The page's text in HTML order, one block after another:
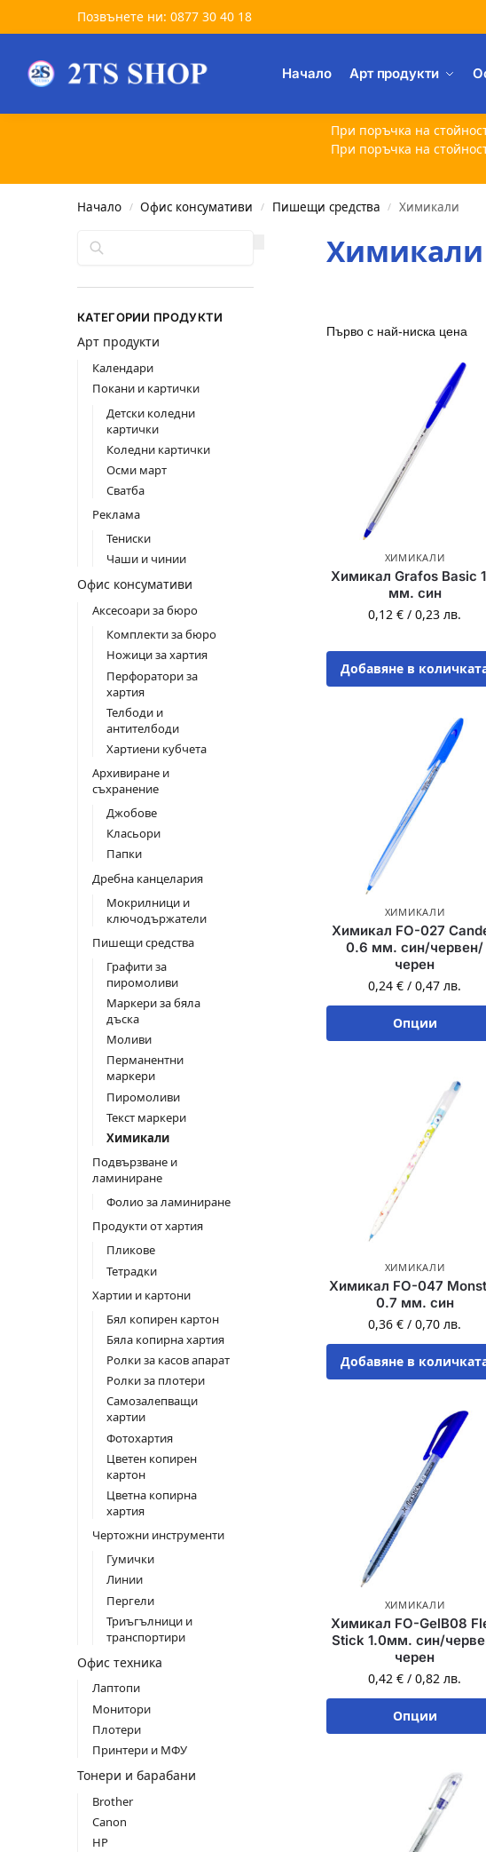
Позвънете ни: 0877 30 40 18
Начало Арт продукти
Търсене
При поръчка на
При поръчка на
Начало / Офис консумативи / Пишещи средства / Химикали
Химикали
ХИМИКАЛИ
Химикал Grafos Basic
мм. син
0,12€ /0,23лв.
Добавяне в
ХИМИКАЛИ
Химикал FO-027
0.6 мм. син/червен/
черен
0,24€ /0,47лв.
Опции
ХИМИКАЛИ
Химикал FO-047
0.7 мм. син
0,36€ /0,70лв.
Добавяне в
ХИМИКАЛИ
Химикал FO-GelB08
Stick 1.0мм. син/
черен
0,42€ /0,82лв.
Опции
КАТЕГОРИИ ПРОДУКТИ
Арт продукти
Календари
Покани и картички
Детски коледни
картички
Коледни картички
Осми март
Сватба
Реклама
Тениски
Чаши и чинии
Офис консумативи
Аксесоари за бюро
Комплекти за бюро
Ножици за хартия
Перфоратори за
хартия
Телбоди и
антителбоди
Хартиени кубчета
Архивиране и
съхранение
Джобове
Класьори
Папки
Дребна канцелария
Мокрилници и
ключодържатели
Пишещи средства
Графити за
пиромоливи
Маркери за бяла
дъска
Моливи
Перманентни
маркери
Пиромоливи
Текст маркери
Химикали
Подвързване и
ламиниране
Фолио за ламиниране
Продукти от хартия
Пликове
Тетрадки
Хартии и картони
Бял копирен картон
Бяла копирна хартия
Ролки за касов апарат
Ролки за плотери
Самозалепващи
хартии
Фотохартия
Цветен копирен
картон
Цветна копирна
хартия
Чертожни инструменти
Гумички
Линии
Пергели
Триъгълници и
транспортири
Офис техника
Лаптопи
Монитори
Плотери
Принтери и МФУ
Тонери и барабани
Brother
Canon
HP